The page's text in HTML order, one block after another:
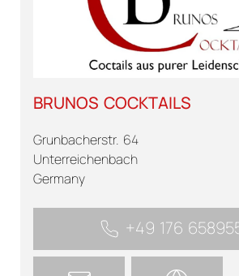
BRUNOS COCKTAILS
Grunbacherstr. 64
Unterreichenbach
Germany
+49 176